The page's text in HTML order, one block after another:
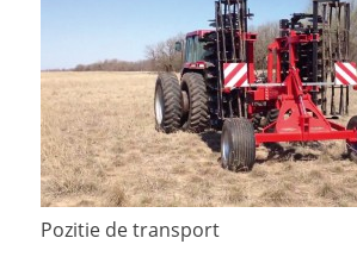
Pozitie de transport